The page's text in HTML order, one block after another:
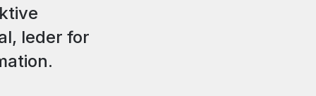
leder for